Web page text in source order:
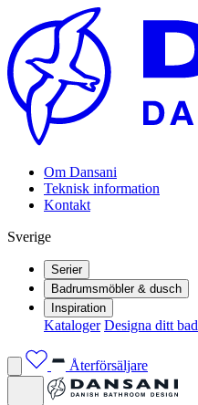
Om Dansani
Teknisk information
Kontakt
Sverige
Serier
Badrumsmöbler & dusch
Inspiration
Kataloger Designa ditt bad
Återförsäljare